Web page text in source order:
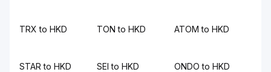
TRX to HKD TON to HKD ATOM to HKD
STAR to HKD SEI to HKD ONDO to HKD